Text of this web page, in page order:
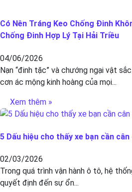
Có Nên Tráng Keo Chống Đinh
Chống Đinh Hợp Lý Tại Hải Triều
04/06/2026
Nạn “đinh tặc” và chướng ngại vật
cơn ác mộng kinh hoàng của mọi...
Xem thêm »
5 Dấu hiệu cho thấy xe bạn cần
02/03/2026
Trong quá trình vận hành ô tô, hệ
quyết định đến sự ổn...